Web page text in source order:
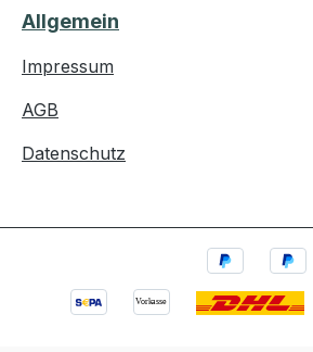
Allgemein
Impressum
AGB
Datenschutz